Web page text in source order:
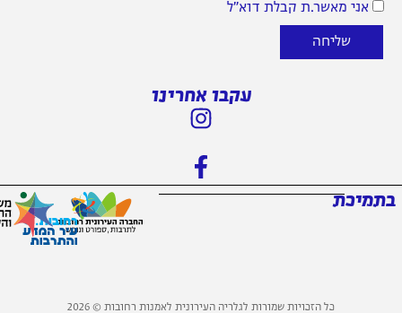
מאשר.ת קבלת דוא״ל
עקבו אחרינו
כל הזכויות שמורות לגלריה העירונית לאמנות רחובות © 2026